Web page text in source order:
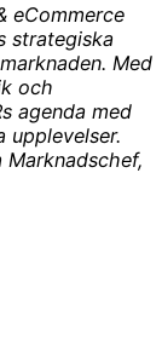
eCommerce
strategiska
Med
och
agenda med
upplevelser.